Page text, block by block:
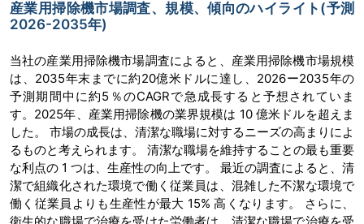
産業用掃除機市場調査、規模、傾向のハイライト(予測
2026-2035年)
当社の産業用掃除機市場調査によると、産業用掃除機市場規模
は、2035年末までに約20億米ドルに達し、2026ー2035年の
予測期間中に約5％のCAGRで急成長すると予想されていま
す。2025年、産業用掃除機の業界規模は 10 億米ドルを超えま
した。 市場の成長は、清潔な職場に対するニーズの高まりによ
るものと考えられます。 清潔な職場を維持することの最も重要
な利点の 1 つは、生産性の向上です。 最近の調査によると、清
潔で組織化された環境で働く従業員は、混雑した不潔な環境で
働く従業員よりも生産性が最大 15% 高くなります。 さらに、
衛生的な職場で治療を受けた労働者は、清潔な職場で治療を受